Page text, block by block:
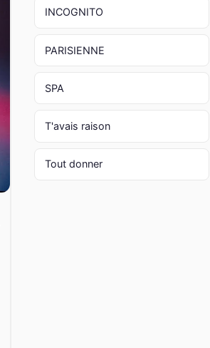
INCOGNITO
PARISIENNE
SPA
T'avais raison
Tout donner